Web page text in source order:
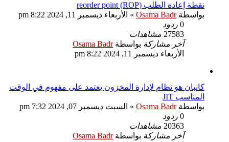
نقطة إعادة الطلب (ROP) reorder point
بواسطةOsama Badr
» الأربعاء ديسمبر 11, 2024 8:22 pm
0 ردود
27583 مشاهدات
آخر مشاركة بواسطةOsama Badr
الأربعاء ديسمبر 11, 2024 8:22 pm
كانبان هو نظام لإدارة المخزون يعتمد على مفهوم في الوقت
المناسب JIT
بواسطةOsama Badr
» السبت ديسمبر 07, 2024 7:32 pm
0 ردود
20363 مشاهدات
آخر مشاركة بواسطةOsama Badr